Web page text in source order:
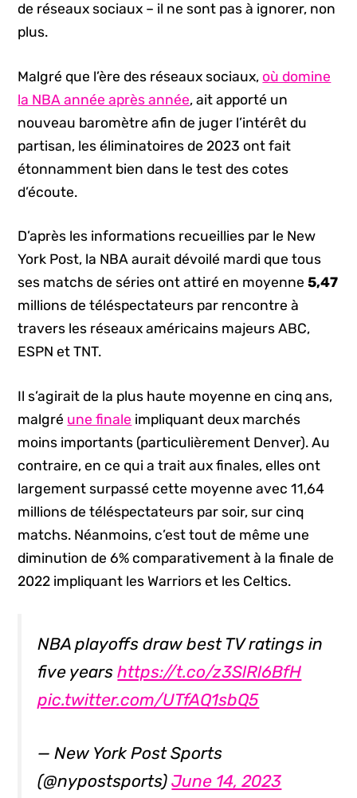
de réseaux sociaux – il ne sont pas à ignorer, non
plus.
Malgré que l’ère des réseaux sociaux,où domine
la NBA année après année, ait apporté un
nouveau baromètre afin de juger l’intérêt du
partisan, les éliminatoires de 2023 ont fait
étonnamment bien dans le test des cotes
d’écoute.
D’après les informations recueillies par le New
York Post, la NBA aurait dévoilé mardi que tous
ses matchs de séries ont attiré en moyenne5,47
millions de téléspectateurs par rencontre à
travers les réseaux américains majeurs ABC,
ESPN et TNT.
Il s’agirait de la plus haute moyenne en cinq ans,
malgré une finale impliquant deux marchés
moins importants (particulièrement Denver). Au
contraire, en ce qui a trait aux finales, elles ont
largement surpassé cette moyenne avec 11,64
millions de téléspectateurs par soir, sur cinq
matchs. Néanmoins, c’est tout de même une
diminution de 6% comparativement à la finale de
2022 impliquant les Warriors et les Celtics.
NBA playoffs draw best TV ratings in
five yearshttps://t.co/z3SlRl6BfH
pic.twitter.com/UTfAQ1sbQ5
— New York Post Sports
(@nypostsports)June 14, 2023